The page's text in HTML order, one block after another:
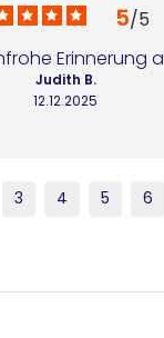
5/5
Erinnerung
12.12.2025
Judith B.
3 4 5 6